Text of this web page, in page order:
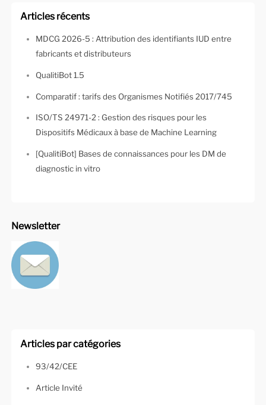
Articles récents
MDCG 2026-5 : Attribution des identifiants IUD entre
fabricants et distributeurs
QualitiBot 1.5
Comparatif : tarifs des Organismes Notifiés 2017/745
ISO/TS 24971-2 : Gestion des risques pour les
Dispositifs Médicaux à base de Machine Learning
[QualitiBot] Bases de connaissances pour les DM de
diagnostic in vitro
Newsletter
Articles par catégories
93/42/CEE
Article Invité